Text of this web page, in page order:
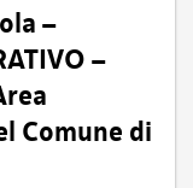
–
–
Comune di